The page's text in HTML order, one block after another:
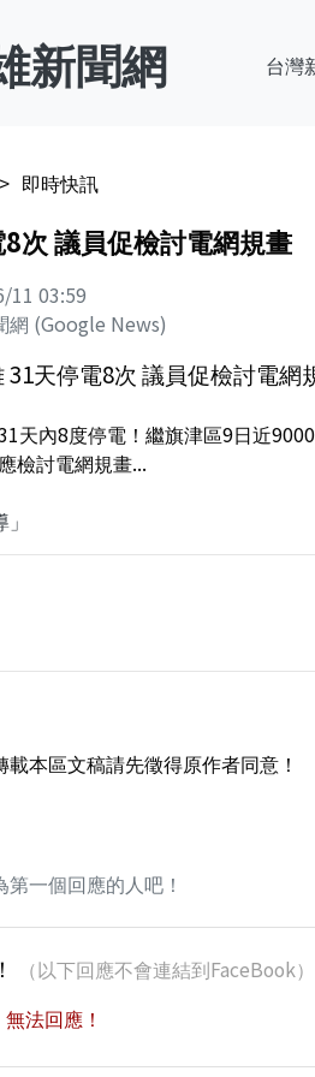
新聞網 台灣
即時快訊
次 議員促檢討電網規畫
11 03:59
網 (Google News)
31天停電8次 議員促檢討電網
天內8度停電！繼旗津區9日近
檢討電網規畫...
載本區文稿請先徵得原作者同意！
一個回應的人吧！
（以下回應不會連結到FaceBook
無法回應！